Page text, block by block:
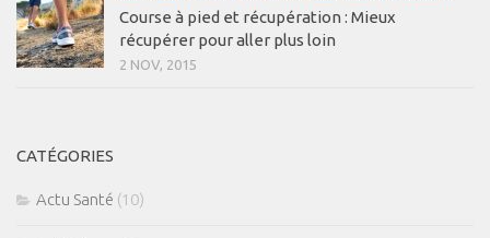
Course à pied et récupération : Mieux
récupérer pour aller plus loin
2 NOV, 2015
CATÉGORIES
Actu Santé (10)